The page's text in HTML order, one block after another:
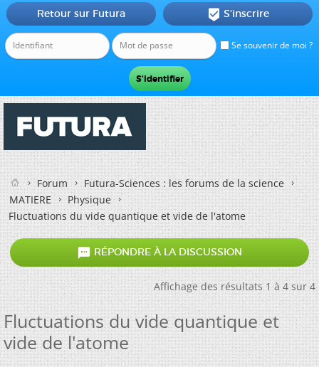
Se souvenir de moi ?
Retour sur Futura  S'inscrire
Forum
Futura-Sciences : les forums de la science
MATIERE
Physique
Fluctuations du vide quantique et vide de l'atome
 RÉPONDRE À LA DISCUSSION
Affichage des résultats 1 à 4 sur 4
Fluctuations du vide quantique et
vide de l'atome